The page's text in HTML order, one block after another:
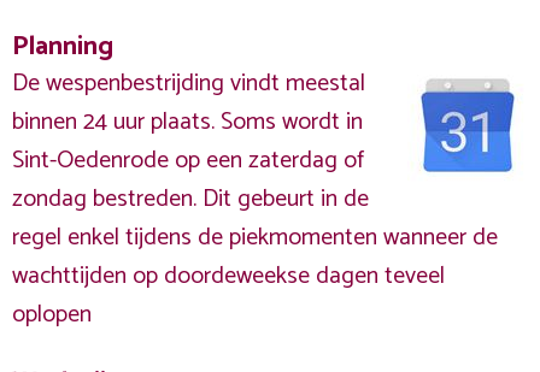
Planning
De wespenbestrijding vindt meestal
binnen 24 uur plaats. Soms wordt in
Sint-Oedenrode op een zaterdag of
zondag bestreden. Dit gebeurt in de
regel enkel tijdens de piekmomenten wanneer de
wachttijden op doordeweekse dagen teveel
oplopen